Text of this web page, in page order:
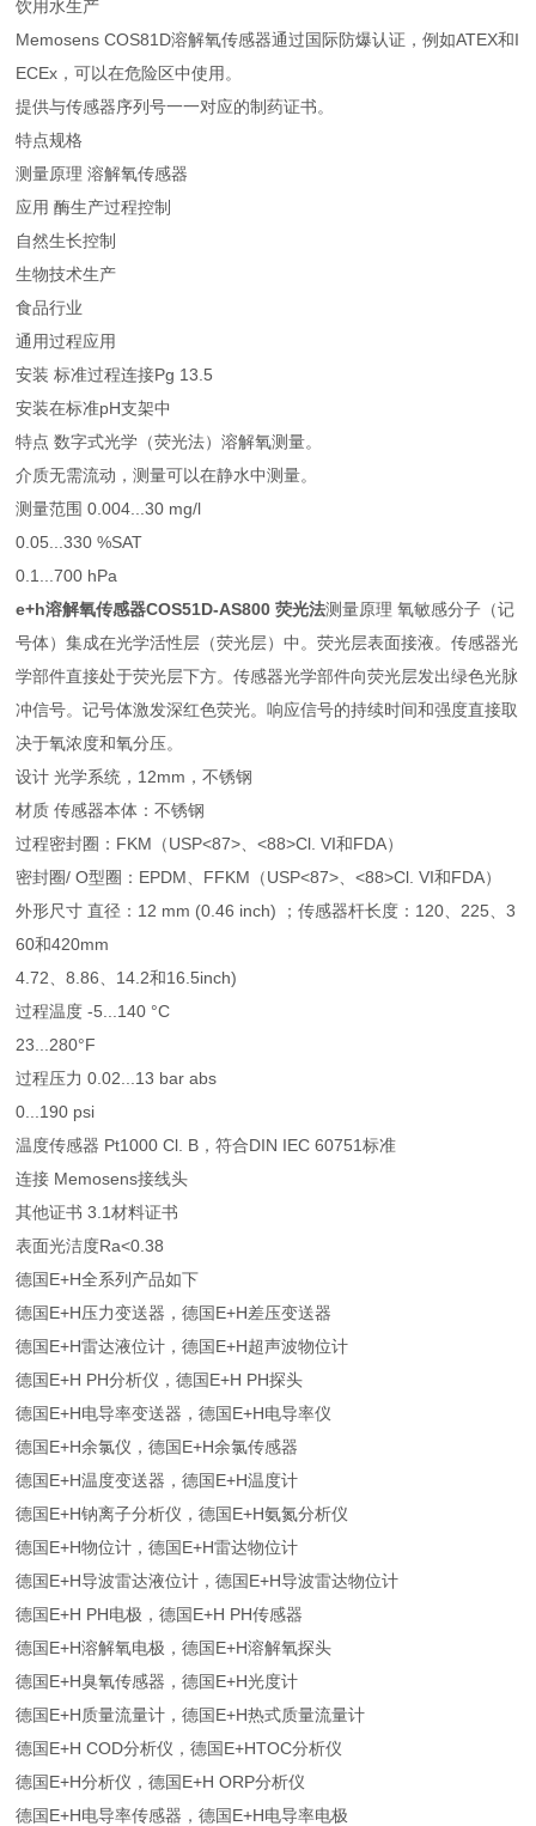
饮用水生产
Memosens COS81D溶解氧传感器通过国际防爆认证，例如ATEX和I
ECEx，可以在危险区中使用。
提供与传感器序列号一一对应的制药证书。
特点规格
测量原理 溶解氧传感器
应用 酶生产过程控制
自然生长控制
生物技术生产
食品行业
通用过程应用
安装 标准过程连接Pg 13.5
安装在标准pH支架中
特点 数字式光学（荧光法）溶解氧测量。
介质无需流动，测量可以在静水中测量。
测量范围 0.004...30 mg/l
0.05...330 %SAT
0.1...700 hPa
e+h溶解氧传感器COS51D-AS800 荧光法测量原理 氧敏感分子（记
号体）集成在光学活性层（荧光层）中。荧光层表面接液。传感器光
学部件直接处于荧光层下方。传感器光学部件向荧光层发出绿色光脉
冲信号。记号体激发深红色荧光。响应信号的持续时间和强度直接取
决于氧浓度和氧分压。
设计 光学系统，12mm，不锈钢
材质 传感器本体：不锈钢
过程密封圈：FKM（USP<87>、<88>Cl. VI和FDA）
密封圈/ O型圈：EPDM、FFKM（USP<87>、<88>Cl. VI和FDA）
外形尺寸 直径：12 mm (0.46 inch) ；传感器杆长度：120、225、3
60和420mm
4.72、8.86、14.2和16.5inch)
过程温度 -5...140 °C
23...280°F
过程压力 0.02...13 bar abs
0...190 psi
温度传感器 Pt1000 Cl. B，符合DIN IEC 60751标准
连接 Memosens接线头
其他证书 3.1材料证书
表面光洁度Ra<0.38
德国E+H全系列产品如下
德国E+H压力变送器，德国E+H差压变送器
德国E+H雷达液位计，德国E+H超声波物位计
德国E+H PH分析仪，德国E+H PH探头
德国E+H电导率变送器，德国E+H电导率仪
德国E+H余氯仪，德国E+H余氯传感器
德国E+H温度变送器，德国E+H温度计
德国E+H钠离子分析仪，德国E+H氨氮分析仪
德国E+H物位计，德国E+H雷达物位计
德国E+H导波雷达液位计，德国E+H导波雷达物位计
德国E+H PH电极，德国E+H PH传感器
德国E+H溶解氧电极，德国E+H溶解氧探头
德国E+H臭氧传感器，德国E+H光度计
德国E+H质量流量计，德国E+H热式质量流量计
德国E+H COD分析仪，德国E+HTOC分析仪
德国E+H分析仪，德国E+H ORP分析仪
德国E+H电导率传感器，德国E+H电导率电极